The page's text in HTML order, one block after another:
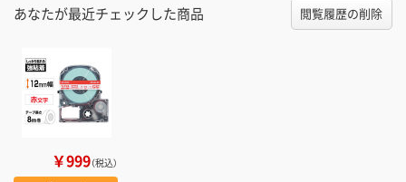
あなたが最近チェックした商品 閲覧履歴の削除
￥999（税込）